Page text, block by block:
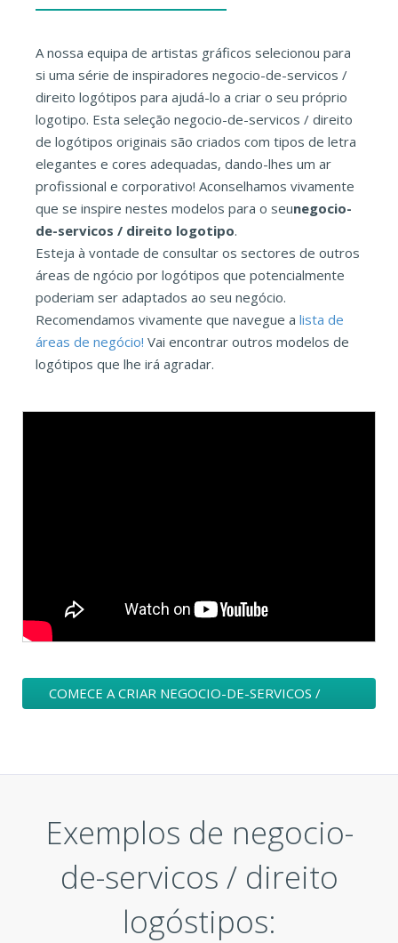
A nossa equipa de artistas gráficos selecionou para
si uma série de inspiradores negocio-de-servicos /
direito logótipos para ajudá-lo a criar o seu próprio
logotipo. Esta seleção negocio-de-servicos / direito
de logótipos originais são criados com tipos de letra
elegantes e cores adequadas, dando-lhes um ar
profissional e corporativo! Aconselhamos vivamente
que se inspire nestes modelos para o seunegocio-
de-servicos / direito logotipo.
Esteja à vontade de consultar os sectores de outros
áreas de ngócio por logótipos que potencialmente
poderiam ser adaptados ao seu negócio.
Recomendamos vivamente que navegue a lista de
áreas de negócio! Vai encontrar outros modelos de
logótipos que lhe irá agradar.
COMECE A CRIAR NEGOCIO-DE-SERVICOS /
Exemplos de negocio-
de-servicos / direito
logóstipos: